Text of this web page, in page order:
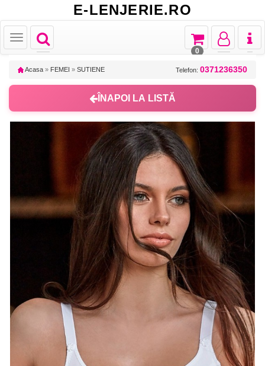
E-LENJERIE.RO
Toggle
navigation
Toggle
Toggle
navigation
Toggle
navigation
Toggle
navigation
0
Acasa » FEMEI » SUTIENE Telefon: 0371236350
ÎNAPOI LA LISTĂ